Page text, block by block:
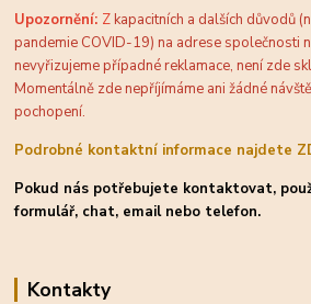
Upozornění: Z kapacitních a dalších důvodů
pandemie COVID-19) na adrese společnosti
nevyřizujeme případné reklamace, není zde
Momentálně zde nepříjímáme ani žádné
pochopení.
Podrobné kontaktní informace najdete
Pokud nás potřebujete kontaktovat,
formulář, chat, email nebo telefon.
Kontakty